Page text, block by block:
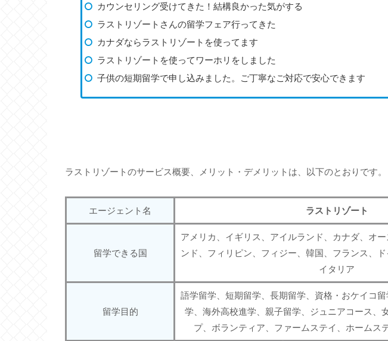
カウンセリング受けてきた！結構良かった気がする
ラストリゾートさんの留学フェア行ってきた
カナダならラストリゾートを使ってます
ラストリゾートを使ってワーホリをしました
子供の短期留学で申し込みました。ご丁寧なご対応で安心できます
ラストリゾートのサービス概要、メリット・デメリットは、以下のとおりです。
エージェント名 ラストリゾート
留学できる国
アメリカ、イギリス、アイルランド、カナダ、オ
ンド、フィリピン、フィジー、韓国、フランス、ド
イタリア
留学目的
語学留学、短期留学、長期留学、資格・おケイコ
学、海外高校進学、親子留学、ジュニアコース、
プ、ボランティア、ファームステイ、ホームス